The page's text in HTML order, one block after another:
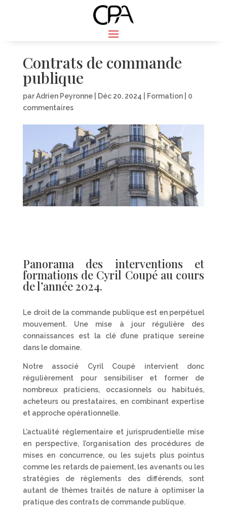
Contrats de commande
publique
parAdrien Peyronne| Déc 20, 2024 Formation| 0
commentaires
Panorama des interventions et
formations de Cyril Coupé au cours
de l’année 2024.
Le droit de la commande publique est en perpétuel
mouvement. Une mise à jour régulière des
connaissances est la clé d’une pratique sereine
dans le domaine.
Notre associé Cyril Coupé intervient donc
régulièrement pour sensibiliser et former de
nombreux praticiens, occasionnels ou habitués,
acheteurs ou prestataires, en combinant expertise
et approche opérationnelle.
L’actualité réglementaire et jurisprudentielle mise
en perspective, l’organisation des procédures de
mises en concurrence, ou les sujets plus pointus
comme les retards de paiement, les avenants ou les
stratégies de règlements des différends, sont
autant de thèmes traités de nature à optimiser la
pratique des contrats de commande publique.